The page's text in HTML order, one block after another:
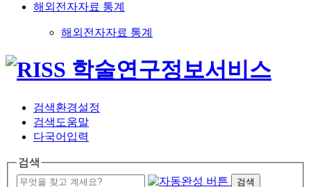
해외전자자료 통계
해외전자자료 통계
검색환경설정
검색도움말
다국어입력
검색
검색